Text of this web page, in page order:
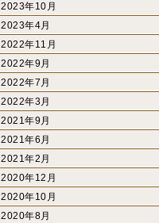
2023年10月
2023年4月
2022年11月
2022年9月
2022年7月
2022年3月
2021年9月
2021年6月
2021年2月
2020年12月
2020年10月
2020年8月